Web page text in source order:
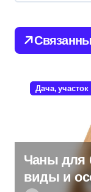
и
з
Дача, участок
Чаны для
виды и